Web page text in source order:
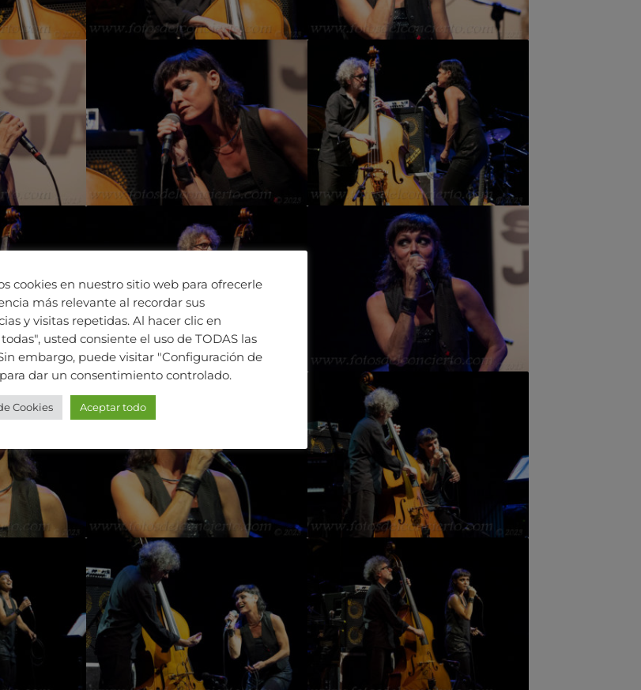
cookies en nuestro sitio web para ofrecerle
más relevante al recordar sus
y visitas repetidas. Al hacer clic en
usted consiente el uso de TODAS las
embargo, puede visitar "Configuración de
dar un consentimiento controlado.
Cookies Aceptar todo